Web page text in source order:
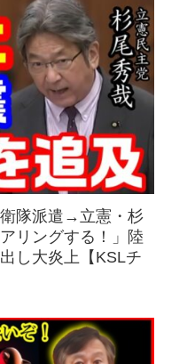
衛隊派遣→立憲・杉
リングする！」陸
し大炎上【KSLチ